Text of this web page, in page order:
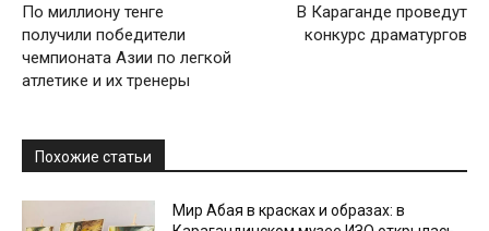
По миллиону тенге
получили победители
чемпионата Азии по легкой
атлетике и их тренеры
В Караганде проведут
конкурс драматургов
Похожие статьи
Мир Абая в красках и образах: в